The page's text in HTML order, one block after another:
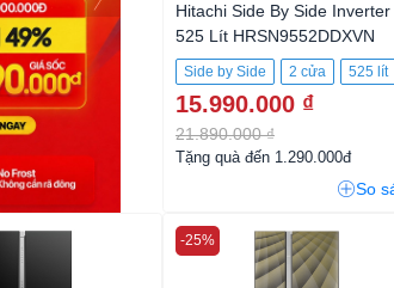
Hitachi Side By Side Inverter
525 Lít HRSN9552DDXVN
Side by Side 2 cửa 525 lít
15.990.000 ₫
21.890.000 ₫
Tặng quà đến 1.290.000đ
So
-25%